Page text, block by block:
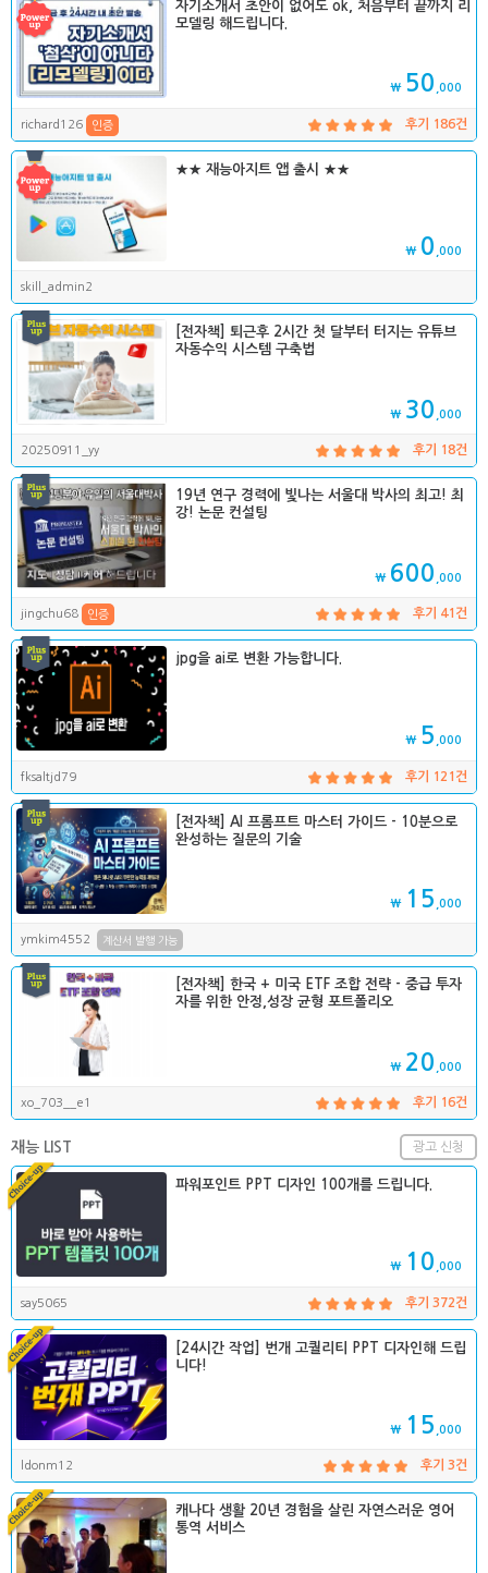
자기소개서 초안이 없어도 ok, 처음부터 끝까지 리
모델링 해드립니다.
₩ 50 ,000
richard126 인증 후기 186건
★★ 재능아지트 앱 출시 ★★
₩ 0 ,000
skill_admin2
[전자책] 퇴근후 2시간 첫 달부터 터지는 유튜브
자동수익 시스템 구축법
₩ 30 ,000
20250911_yy 후기 18건
19년 연구 경력에 빛나는 서울대 박사의 최고! 최
강! 논문 컨설팅
₩ 600 ,000
jingchu68 인증 후기 41건
jpg을 ai로 변환 가능합니다.
₩ 5 ,000
fksaltjd79 후기 121건
[전자책] AI 프롬프트 마스터 가이드 - 10분으로
완성하는 질문의 기술
₩ 15 ,000
ymkim4552 계산서 발행 가능
[전자책] 한국 + 미국 ETF 조합 전략 - 중급 투자
자를 위한 안정,성장 균형 포트폴리오
₩ 20 ,000
xo_703__e1 후기 16건
광고 신청
재능 LIST
파워포인트 PPT 디자인 100개를 드립니다.
₩ 10 ,000
say5065 후기 372건
[24시간 작업] 번개 고퀄리티 PPT 디자인해 드립
니다!
₩ 15 ,000
ldonm12 후기 3건
캐나다 생활 20년 경험을 살린 자연스러운 영어
통역 서비스